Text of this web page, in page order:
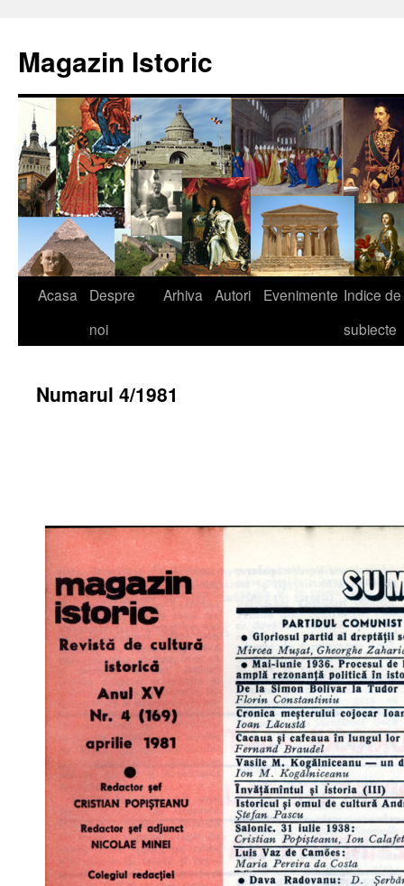
conținut
Magazin Istoric
Acasa
Despre
noi
Arhiva Autori Evenimente Indice de
subiecte
Numarul 4/1981